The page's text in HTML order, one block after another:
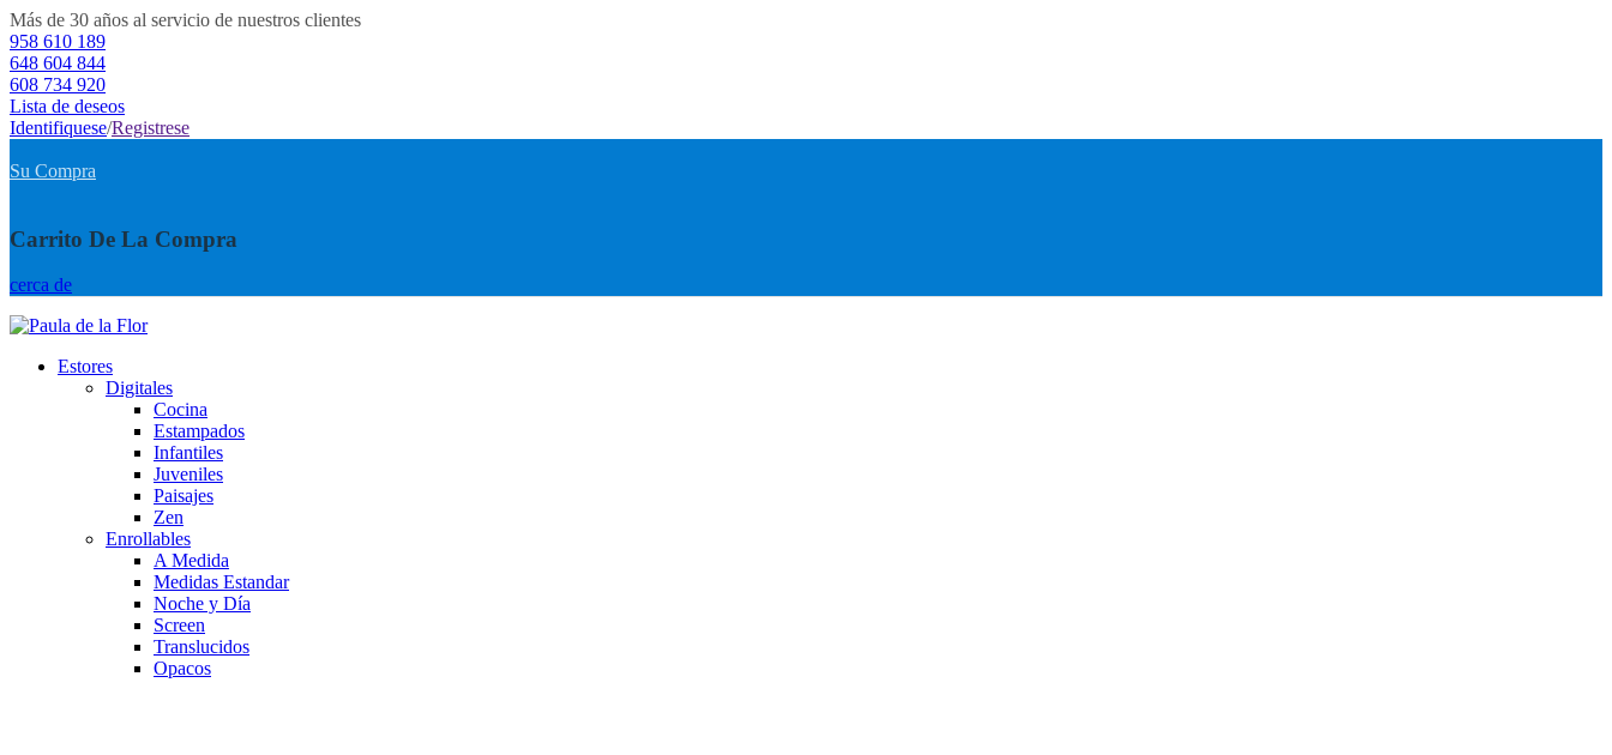
Más de 30 años al servicio de nuestros clientes
958 610 189
648 604 844
608 734 920
Lista de deseos
Identifiquese/Registrese
Su Compra
Carrito De La Compra
cerca de
Estores
Digitales
Cocina
Estampados
Infantiles
Juveniles
Paisajes
Zen
Enrollables
A Medida
Medidas Estandar
Noche y Día
Screen
Translucidos
Opacos